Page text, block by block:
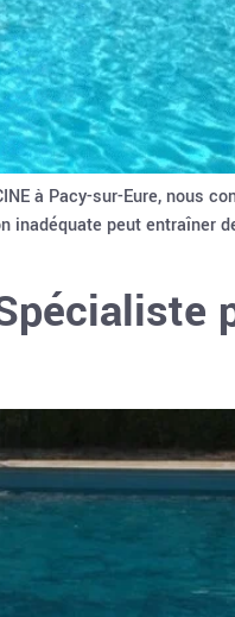
à Pacy-sur-Eure, nous
peut entraîner